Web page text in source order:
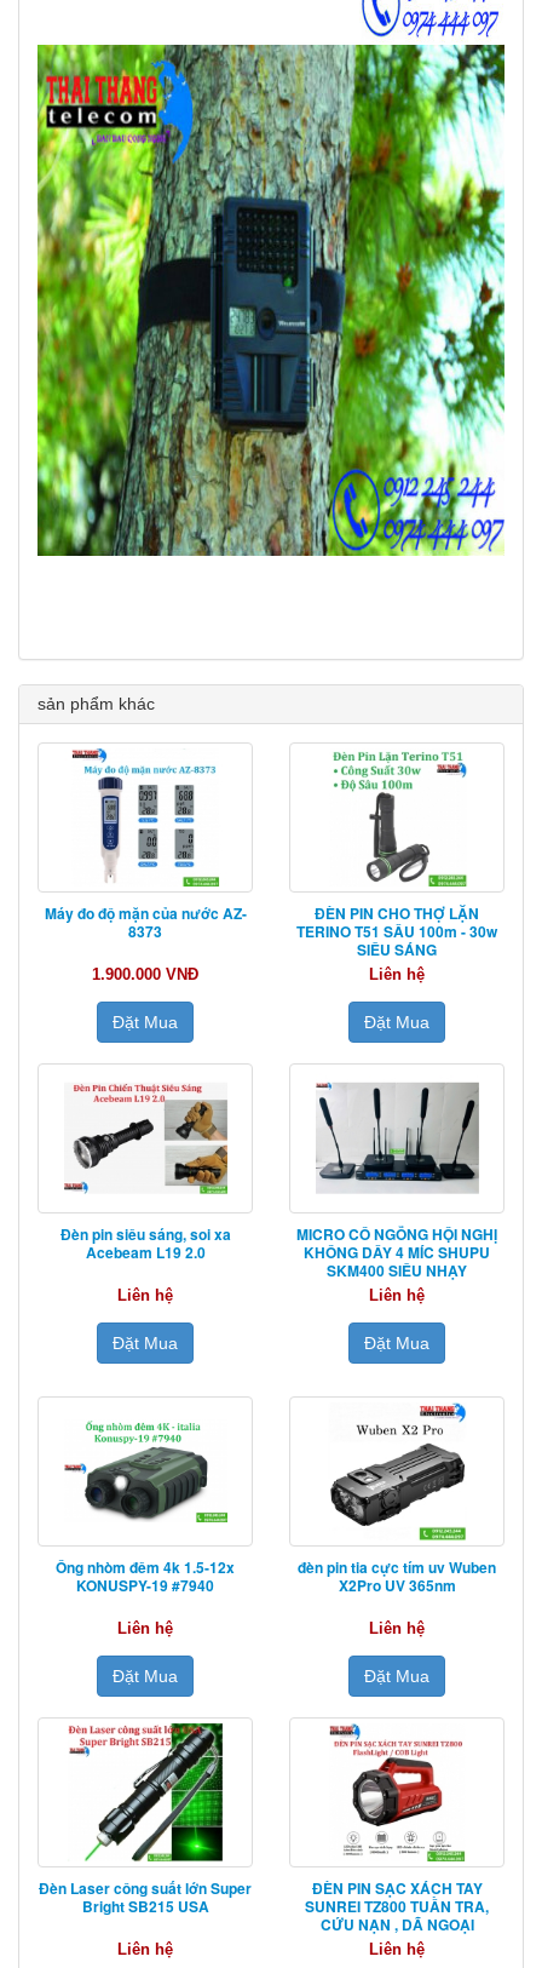
sản phẩm khác
Máy đo độ mặn của nước AZ-
8373
1.900.000 VNĐ
Đặt Mua
ĐÈN PIN CHO THỢ LẶN
TERINO T51 SÂU 100m - 30w
SIÊU SÁNG
Liên hệ
Đặt Mua
Đèn pin siêu sáng, soi xa
Acebeam L19 2.0
Liên hệ
Đặt Mua
MICRO CỔ NGỖNG HỘI NGHỊ
KHÔNG DÂY 4 MÍC SHUPU
SKM400 SIÊU NHẠY
Liên hệ
Đặt Mua
Ống nhòm đêm 4k 1.5-12x
KONUSPY-19 #7940
Liên hệ
Đặt Mua
đèn pin tia cực tím uv Wuben
X2Pro UV 365nm
Liên hệ
Đặt Mua
Đèn Laser công suất lớn Super
Bright SB215 USA
Liên hệ
ĐÈN PIN SẠC XÁCH TAY
SUNREI TZ800 TUẦN TRA,
CỨU NẠN , DÃ NGOẠI
Liên hệ